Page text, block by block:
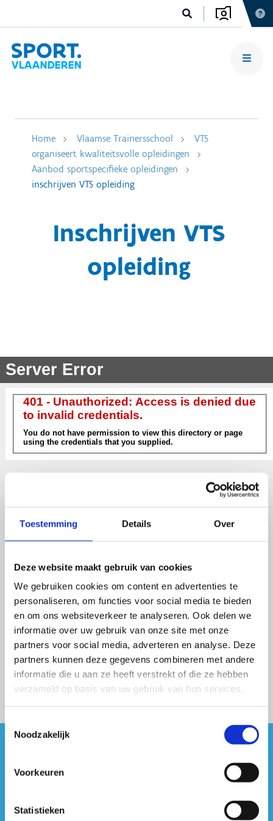
Toestemming Details Over
Deze website maakt gebruik van cookies
We gebruiken cookies om content en advertenties te
personaliseren, om functies voor social media te bieden
en om ons websiteverkeer te analyseren. Ook delen we
informatie over uw gebruik van onze site met onze
partners voor social media, adverteren en analyse. Deze
partners kunnen deze gegevens combineren met andere
informatie die u aan ze heeft verstrekt of die ze hebben
verzameld op basis van uw gebruik van hun services.
Toestemmingsselectie
Noodzakelijk
Voorkeuren
Statistieken
Home Vlaamse Trainersschool
VTS
organiseert kwaliteitsvolle opleidingen
Aanbod sportspecifieke opleidingen
inschrijven VTS opleiding
Inschrijven VTS
opleiding
#sportersbelevenmeer